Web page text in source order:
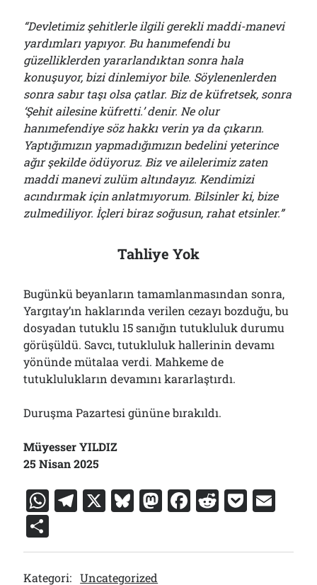
“Devletimiz şehitlerle ilgili gerekli maddi-manevi
yardımları yapıyor. Bu hanımefendi bu
güzelliklerden yararlandıktan sonra hala
konuşuyor, bizi dinlemiyor bile. Söylenenlerden
sonra sabır taşı olsa çatlar. Biz de küfretsek, sonra
‘Şehit ailesine küfretti.’ denir. Ne olur
hanımefendiye söz hakkı verin ya da çıkarın.
Yaptığımızın yapmadığımızın bedelini yeterince
ağır şekilde ödüyoruz. Biz ve ailelerimiz zaten
maddi manevi zulüm altındayız. Kendimizi
acındırmak için anlatmıyorum. Bilsinler ki, bize
zulmediliyor. İçleri biraz soğusun, rahat etsinler.”
Tahliye Yok
Bugünkü beyanların tamamlanmasından sonra,
Yargıtay’ın haklarında verilen cezayı bozduğu, bu
dosyadan tutuklu 15 sanığın tutukluluk durumu
görüşüldü. Savcı, tutukluluk hallerinin devamı
yönünde mütalaa verdi. Mahkeme de
tutuklulukların devamını kararlaştırdı.
Duruşma Pazartesi gününe bırakıldı.
Müyesser YILDIZ
25 Nisan 2025
W
at
s
T
e
gr
X Bl
e
s
M
st
F
c
R
d
P
c ai
h
ar
Kategori: Uncategorized